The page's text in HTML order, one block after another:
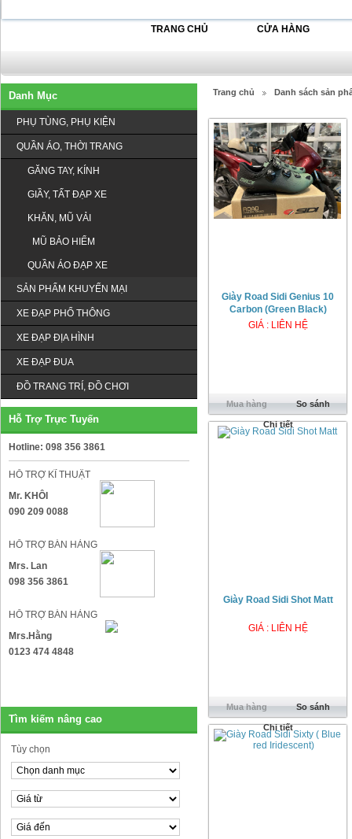
TRANG CHỦ CỬA HÀNG
Trang chủ Danh sách sản
Giày Road Sidi Genius 10
Carbon (Green Black)
GIÁ : LIÊN HỆ
Mua hàng So sánh
Chi tiết
Giày Road Sidi Shot Matt
GIÁ : LIÊN HỆ
Mua hàng So sánh
Chi tiết
Danh Mục
PHỤ TÙNG, PHỤ KIỆN
QUẦN ÁO, THỜI TRANG
GĂNG TAY, KÍNH
GIẦY, TẤT ĐẠP XE
KHĂN, MŨ VẢI
MŨ BẢO HIỂM
QUẦN ÁO ĐẠP XE
SẢN PHẨM KHUYẾN MẠI
XE ĐẠP PHỔ THÔNG
XE ĐẠP ĐỊA HÌNH
XE ĐẠP ĐUA
ĐỒ TRANG TRÍ, ĐỒ CHƠI
Hỗ Trợ Trực Tuyến
Hotline: 098 356 3861
HỖ TRỢ KĨ THUẬT
Mr. KHÔI
090 209 0088
HỖ TRỢ BÁN HÀNG
Mrs. Lan
098 356 3861
HỖ TRỢ BÁN HÀNG
Mrs.Hằng
0123 474 4848
Tìm kiếm nâng cao
Tùy chọn